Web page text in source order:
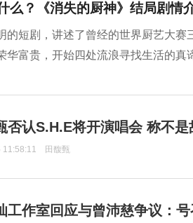
么？《消失的厨神》结局剧情
的短剧，讲述了曾经的世界厨艺大
华富贵，开始四处流浪寻找生活的真
否认S.H.E将开演唱会 称不
11:58:11 田馥甄
工作室回应与曾沛慈争议：